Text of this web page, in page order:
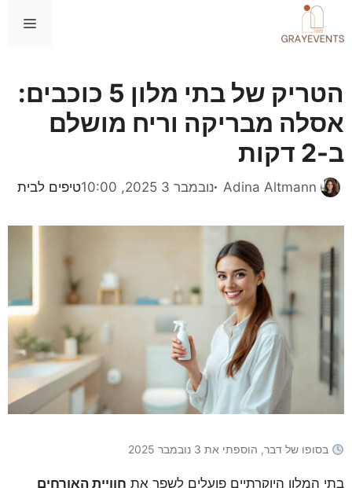
לתוכן
הטריק של בתי מלון 5 כוכבים:
אסלה מבריקה וריח מושלם
ב-2 דקות
Adina Altmann נובמבר 3 2025, 10:00 קטגוריות
טיפים לבית
בסופו של דבר, הוספתי את 3 נובמבר 2025
בתי המלון היוקרתיים פועלים לשפר את חוויית האורחים